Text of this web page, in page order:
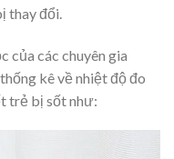
thay đổi.
của các chuyên gia
kê về nhiệt độ đo
trẻ bị sốt như: